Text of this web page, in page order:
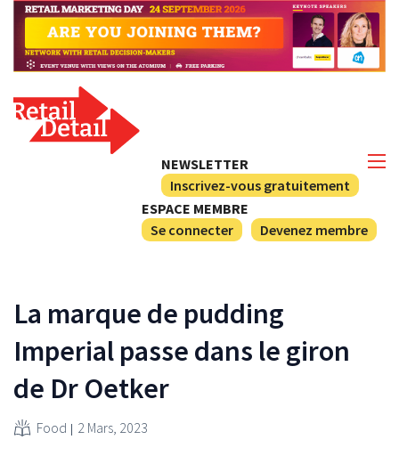
NEWSLETTER
Inscrivez-vous gratuitement
ESPACE MEMBRE
Se connecter
Devenez membre
La marque de pudding
Imperial passe dans le giron
de Dr Oetker
Food 2 Mars, 2023